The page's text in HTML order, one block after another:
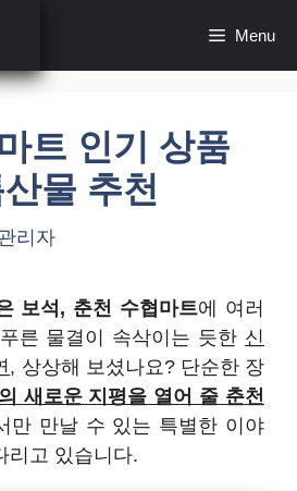
Menu
트 인기 상품
물 추천
리자
보석, 춘천 수협마트에 여러
른 물결이 속삭이는 듯한 신
, 상상해 보셨나요? 단순한 장
새로운 지평을 열어 줄 춘천
만 만날 수 있는 특별한 이야
리고 있습니다.